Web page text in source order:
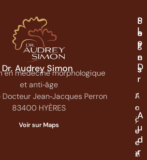
Dr. Audrey Simon
en médecine morphologique
et anti‑âge
Docteur Jean‑Jacques Perron
83400 HYÈRES
Voir sur Maps
P
a
g
e
s
A
c
c
u
e
il
S
o
i
n
s
I
n
j
e
c
ti
L
e
D
r
.
A
u
d
r